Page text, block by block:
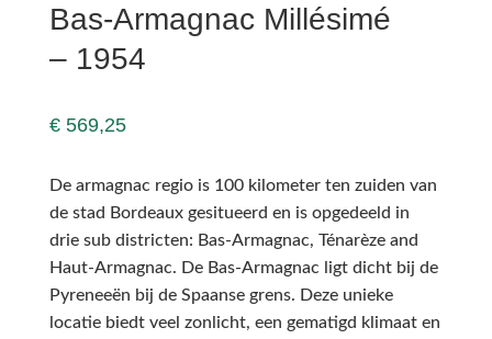
Bas-Armagnac Millésimé
– 1954
€569,25
De armagnac regio is 100 kilometer ten zuiden van
de stad Bordeaux gesitueerd en is opgedeeld in
drie sub districten: Bas-Armagnac, Ténarèze and
Haut-Armagnac. De Bas-Armagnac ligt dicht bij de
Pyreneeën bij de Spaanse grens. Deze unieke
locatie biedt veel zonlicht, een gematigd klimaat en